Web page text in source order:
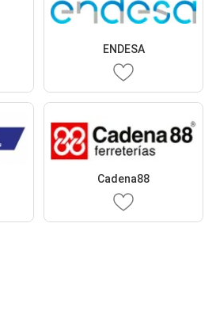
ENDESA
Cadena88